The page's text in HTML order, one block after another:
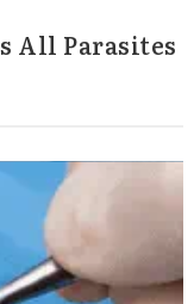
All Parasites